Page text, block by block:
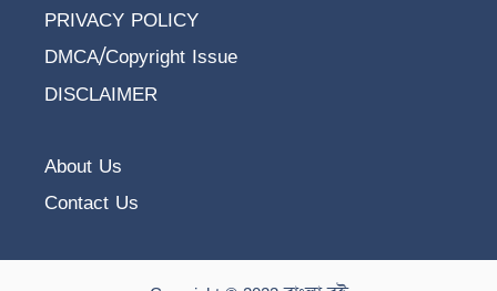
PRIVACY POLICY
DMCA/Copyright Issue
DISCLAIMER
About Us
Contact Us